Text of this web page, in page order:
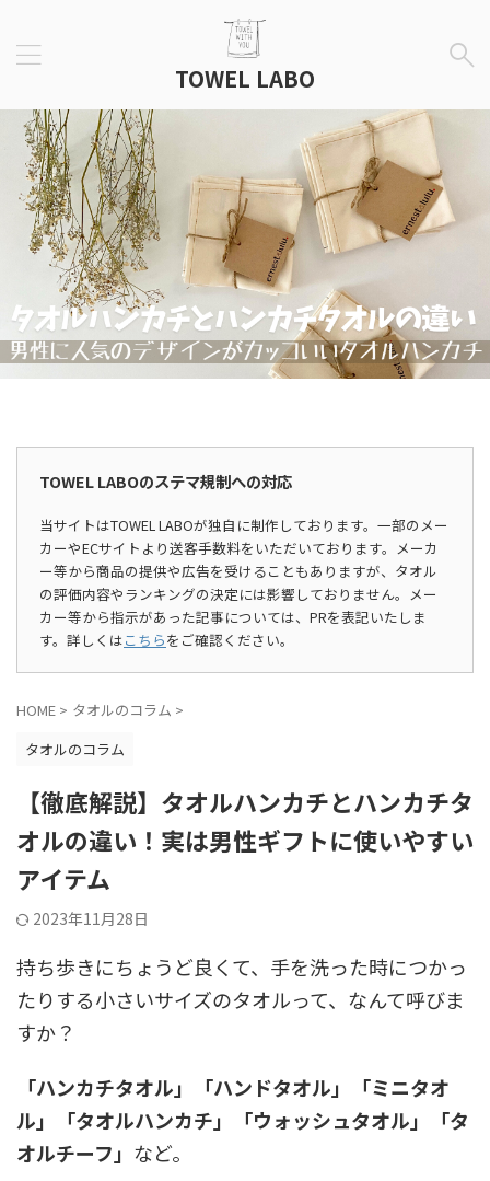
TOWEL LABO
TOWEL LABOのステマ規制への対応
当サイトはTOWEL LABOが独自に制作しております。一部のメー
カーやECサイトより送客手数料をいただいております。メーカ
ー等から商品の提供や広告を受けることもありますが、タオル
の評価内容やランキングの決定には影響しておりません。メー
カー等から指示があった記事については、PRを表記いたしま
す。詳しくはこちらをご確認ください。
HOME > タオルのコラム >
タオルのコラム
【徹底解説】タオルハンカチとハンカチタ
オルの違い！実は男性ギフトに使いやすい
アイテム
2023年11月28日
持ち歩きにちょうど良くて、手を洗った時につかっ
たりする小さいサイズのタオルって、なんて呼びま
すか？
「ハンカチタオル」「ハンドタオル」「ミニタオ
ル」「タオルハンカチ」「ウォッシュタオル」「タ
オルチーフ」 など。